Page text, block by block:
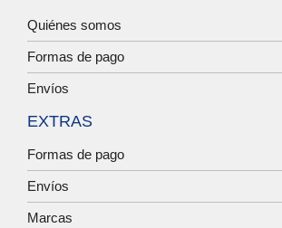
Quiénes somos
Formas de pago
Envíos
EXTRAS
Formas de pago
Envíos
Marcas